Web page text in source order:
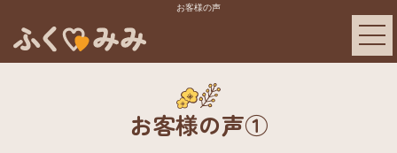
お客様の声
お客様の声①